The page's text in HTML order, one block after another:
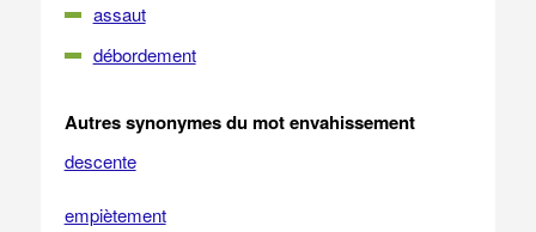
assaut
débordement
Autres synonymes du mot envahissement
descente
empiètement